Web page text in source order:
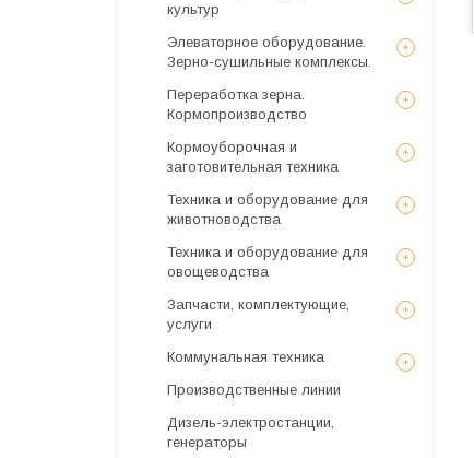
культур
Элеваторное оборудование.
Зерно-сушильные комплексы.
Переработка зерна.
Кормопроизводство
Кормоуборочная и
заготовительная техника
Техника и оборудование для
животноводства
Техника и оборудование для
овощеводства
Запчасти, комплектующие,
услуги
Коммунальная техника
Производственные линии
Дизель-электростанции,
генераторы